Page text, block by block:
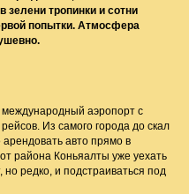
тропинки и сотни
попытки. Атмосфера
аэропорт с
Из самого города до скал
авто прямо в
района Коньяалты уже уехать
но редко, и подстраиваться под